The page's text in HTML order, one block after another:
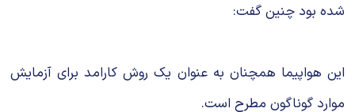
شده بود چنین گفت:
این هواپیما همچنان به عنوان یک روش کارامد برای آزمایش
موارد گوناگون مطرح است.